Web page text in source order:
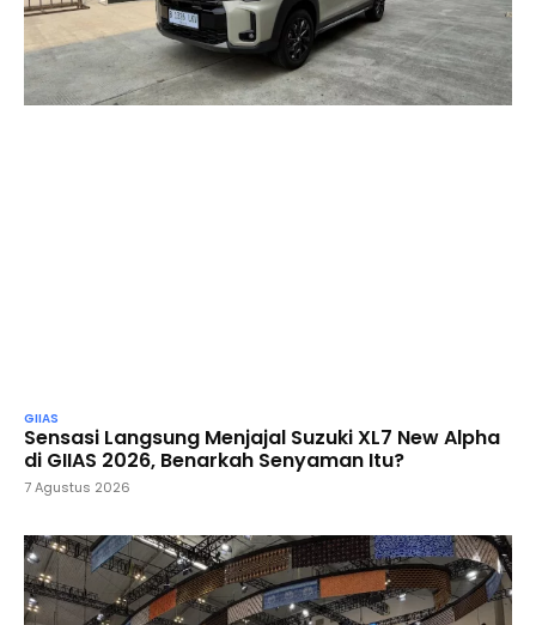
GIIAS
Sensasi Langsung Menjajal Suzuki XL7 New Alpha
di GIIAS 2026, Benarkah Senyaman Itu?
7 Agustus 2026